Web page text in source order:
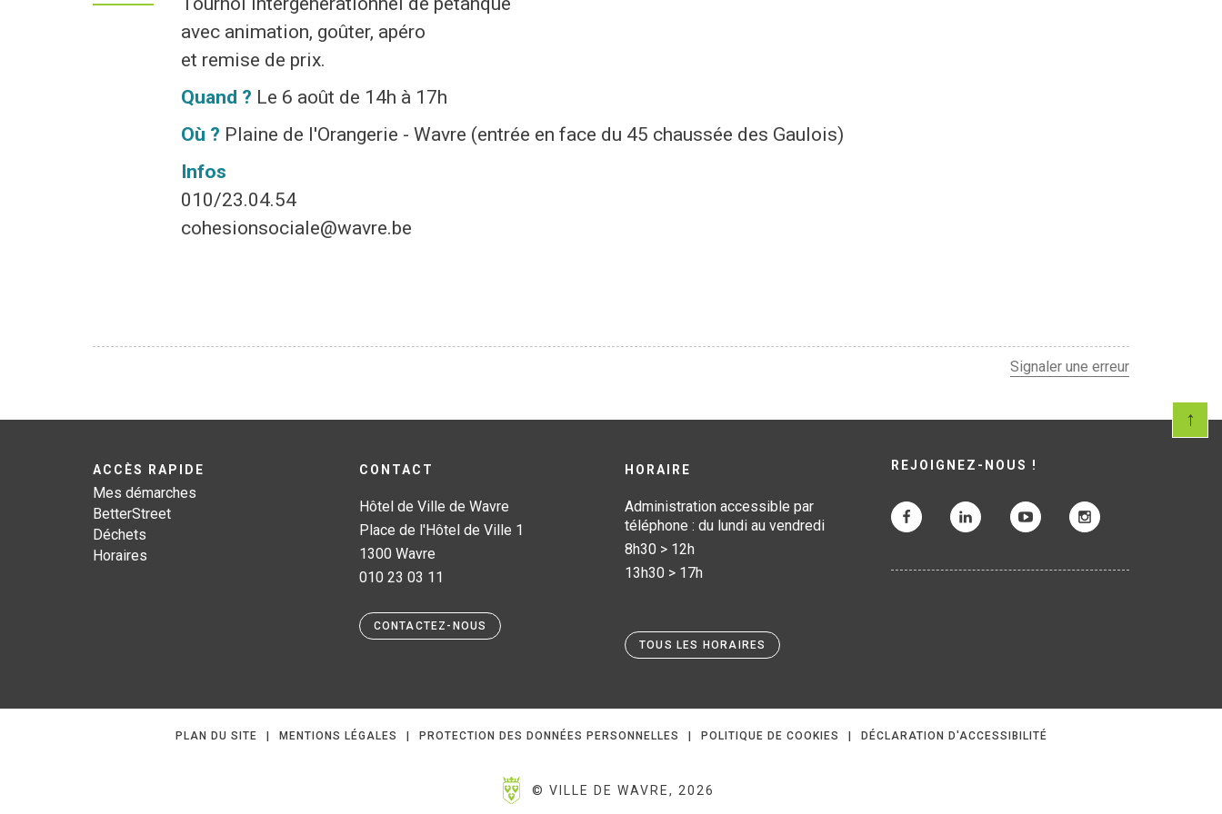
avec animation, goûter, apéro
et remise de prix.
Quand ? Le 6 août de 14h à 17h
Où ? Plaine de l'Orangerie - Wavre (entrée en face du 45 chaussée des Gaulois)
Infos
010/23.04.54
cohesionsociale@wavre.be
Signaler une erreur
ACCÈS RAPIDE
Mes démarches
BetterStreet
Déchets
Horaires
CONTACT
Hôtel de Ville de Wavre
Place de l'Hôtel de Ville 1
1300 Wavre
010 23 03 11
CONTACTEZ-NOUS
HORAIRE
Administration accessible par
téléphone : du lundi au vendredi
8h30 > 12h
13h30 > 17h
TOUS LES HORAIRES
REJOIGNEZ-NOUS !
PLAN DU SITE MENTIONS LÉGALES PROTECTION DES DONNÉES PERSONNELLES POLITIQUE DE COOKIES DÉCLARATION D'ACCESSIBILITÉ
© VILLE DE WAVRE, 2026